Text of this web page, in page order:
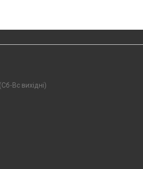
Вс вихідні)